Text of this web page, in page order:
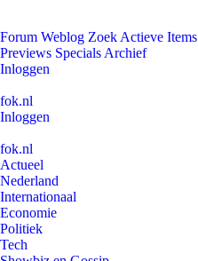
Forum Weblog Zoek Actieve Items
Previews Specials Archief
Inloggen
fok.nl
Inloggen
fok.nl
Actueel
Nederland
Internationaal
Economie
Politiek
Tech